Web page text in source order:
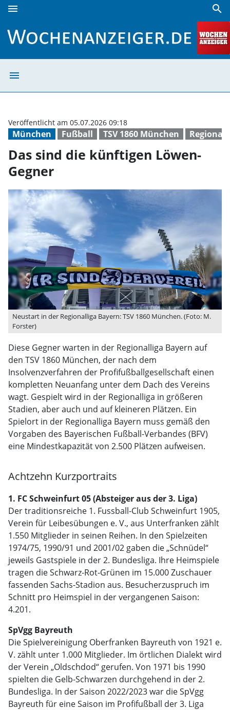
menu search
menu
München Fußball TSV 1860 München
Veröffentlicht am 05.07.2026 09:18
Das sind die künftigen Löwen-
Gegner
Neustart in der Regionalliga Bayern: TSV 1860 München. (Foto: M.
Forster)
Diese Gegner warten in der Regionalliga Bayern auf
den TSV 1860 München, der nach dem
Insolvenzverfahren der Profifußballgesellschaft einen
kompletten Neuanfang unter dem Dach des Vereins
wagt. Gespielt wird in der Regionalliga in größeren
Stadien, aber auch und auf kleineren Plätzen. Ein
Spielort in der Regionalliga Bayern muss gemäß den
Vorgaben des Bayerischen Fußball-Verbandes (BFV)
eine Mindestkapazität von 2.500 Plätzen aufweisen.
Achtzehn Kurzportraits
1. FC Schweinfurt 05 (Absteiger aus der 3. Liga)
Der traditionsreiche 1. Fussball-Club Schweinfurt 1905,
Verein für Leibesübungen e. V., aus Unterfranken zählt
1.550 Mitglieder in seinen Reihen. In den Spielzeiten
1974/75, 1990/91 und 2001/02 gaben die „Schnüdel“
jeweils Gastspiele in der 2. Bundesliga. Ihre Heimspiele
tragen die Schwarz-Rot-Grünen im 15.000 Zuschauer
fassenden Sachs-Stadion aus. Besucherzuspruch im
Schnitt pro Heimspiel in der vergangenen Saison:
4.201.
SpVgg Bayreuth
Die Spielvereinigung Oberfranken Bayreuth von 1921 e.
V. zählt unter 1.000 Mitglieder. Im örtlichen Dialekt wird
der Verein „Oldschdod“ gerufen. Von 1971 bis 1990
spielten die Gelb-Schwarzen durchgehend in der 2.
Bundesliga. In der Saison 2022/2023 war die SpVgg
Bayreuth für eine Saison im Profifußball der 3. Liga